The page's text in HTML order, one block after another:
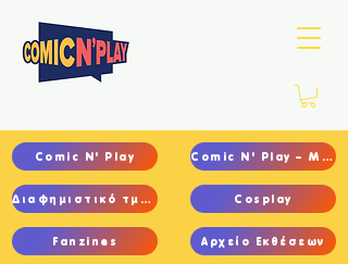
Comic N' Play
Διαφημιστικό τμήμα
Fanzines
Comic N' Play – Main
Cosplay
Αρχείο Εκθέσεων